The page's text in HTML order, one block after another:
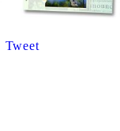
Tweet